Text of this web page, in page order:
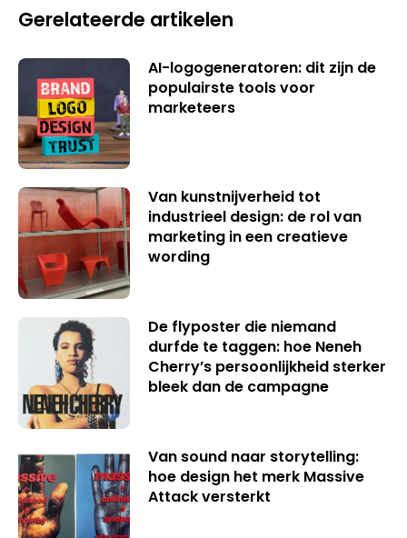
Gerelateerde artikelen
AI-logogeneratoren: dit zijn de
populairste tools voor
marketeers
Van kunstnijverheid tot
industrieel design: de rol van
marketing in een creatieve
wording
De flyposter die niemand
durfde te taggen: hoe Neneh
Cherry’s persoonlijkheid sterker
bleek dan de campagne
Van sound naar storytelling:
hoe design het merk Massive
Attack versterkt